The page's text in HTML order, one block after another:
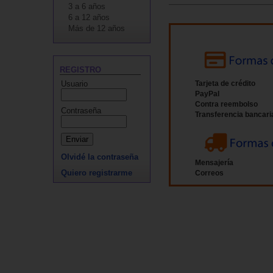
3 a 6 años
6 a 12 años
Más de 12 años
REGISTRO
Usuario
Contraseña
Olvidé la contraseña
Quiero registrarme
Tarjeta de crédito
PayPal
Contra reembolso
Transferencia
Mensajería
Correos